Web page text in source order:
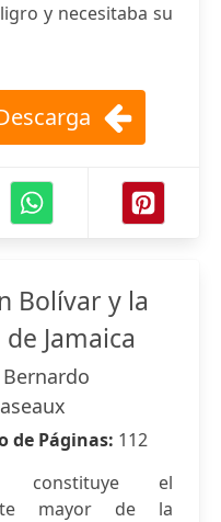
y necesitaba su
Bolívar y la
Jamaica
Bernardo
de Páginas: 112
constituye el
mayor de la